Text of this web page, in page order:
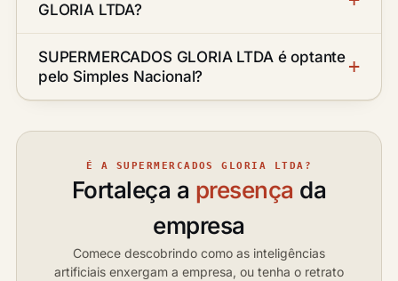
GLORIA LTDA?
SUPERMERCADOS GLORIA LTDA é optante
pelo Simples Nacional?
É A SUPERMERCADOS GLORIA LTDA?
Fortaleça a presença da
empresa
Comece descobrindo como as inteligências
artificiais enxergam a empresa, ou tenha o retrato